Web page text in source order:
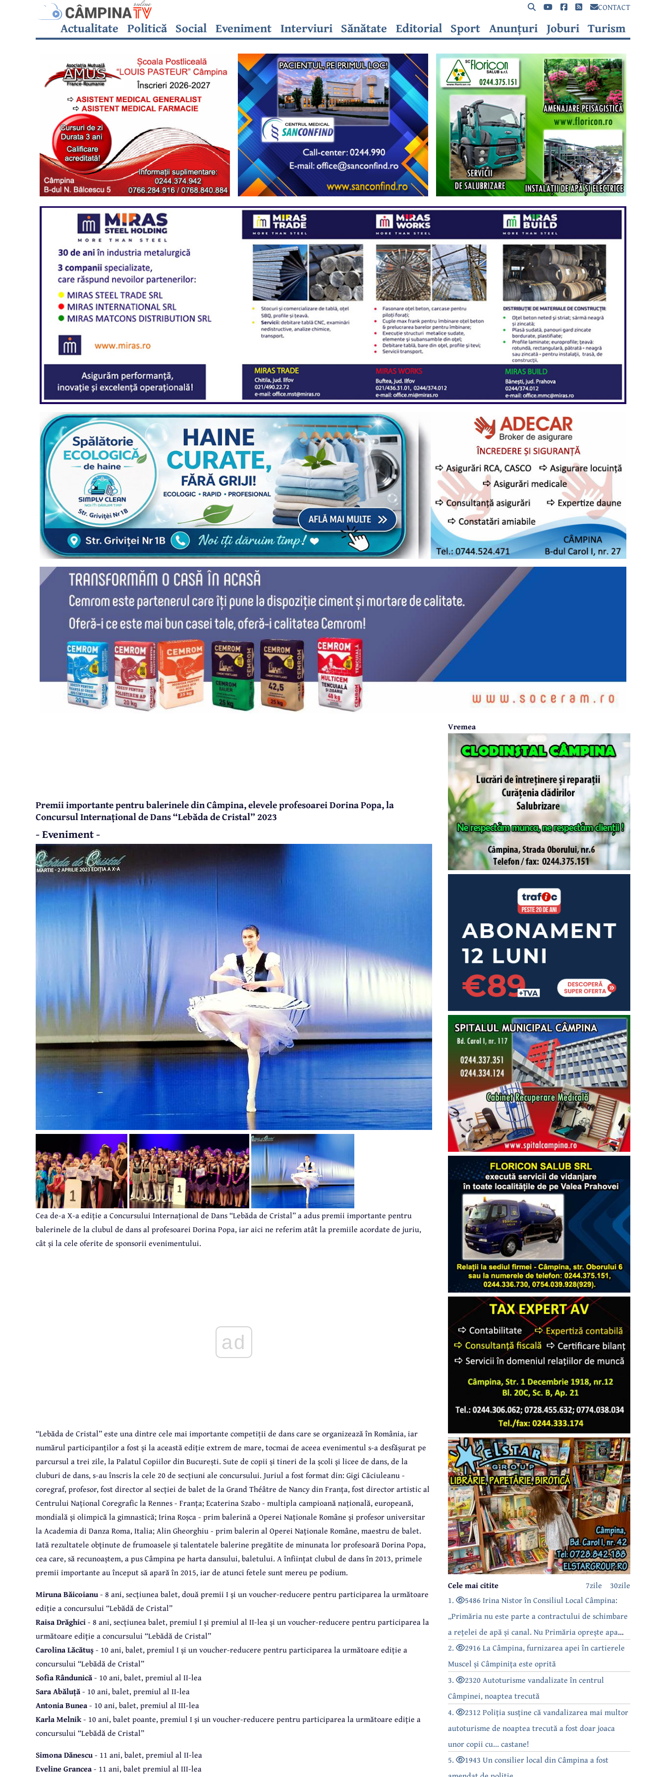
CONTACT
Actualitate Politică Social Eveniment Interviuri Sănătate Editorial Sport Anunțuri Joburi Turism
Premii importante pentru balerinele din Câmpina, elevele profesoarei Dorina Popa, la
Concursul Internațional de Dans “Lebăda de Cristal” 2023
- Eveniment -
Cea de-a X-a ediție a Concursului Internațional de Dans“Lebăda de Cristal”a adus premii importante pentru
balerinele de la clubul de dans al profesoarei Dorina Popa, iar aici ne referim atât la premiile acordate de juriu,
cât și la cele oferite de sponsorii evenimentului.
ad
“Lebăda de Cristal” este una dintre cele mai importante competiții de dans care se organizează în România, iar
numărul participanților a fost și la această ediție extrem de mare, tocmai de aceea evenimentul s-a desfășurat pe
parcursul a trei zile, la Palatul Copiilor din București. Sute de copii și tineri de la școli și licee de dans, de la
cluburi de dans, s-au înscris la cele 20 de secțiuni ale concursului. Juriul a fost format din: Gigi Căciuleanu -
coregraf, profesor, fost director al secției de balet de laGrand Théâtre de Nancy din Franța, fost director artistic al
Centrului Național Coregrafic la Rennes - Franța; Ecaterina Szabo - multipla campioană națională, europeană,
mondială și olimpică la gimnastică; Irina Roșca - prim balerină a Operei Naționale Române și profesor universitar
la Academia di Danza Roma, Italia; Alin Gheorghiu - prim balerin al Operei Naționale Române, maestru de balet.
Iată rezultatele obținute de frumoasele și talentatele balerine pregătite de minunata lor profesoară Dorina Popa,
cea care, să recunoaștem, a pus Câmpina pe harta dansului, baletului. A înființat clubul de dans în 2013, primele
premii importante au început să apară în 2015, iar de atunci fetele sunt mereu pe podium.
Miruna Băicoianu- 8 ani, secțiunea balet, două premii I și un voucher-reducere pentru participarea la următoare
ediție a concursului “Lebădă de Cristal”
Raisa Drăghici- 8 ani, secțiunea balet, premiul I și premiul al II-lea și un voucher-reducere pentru participarea la
următoare ediție a concursului “Lebădă de Cristal”
Carolina Lăcătuș- 10 ani, balet, premiul I și un voucher-reducere pentru participarea la următoare ediție a
concursului “Lebădă de Cristal”
Sofia Rândunică- 10 ani, balet, premiul al II-lea
Sara Abăluță- 10 ani, balet, premiul al II-lea
Antonia Bunea- 10 ani, balet, premiul al III-lea
Karla Melnik- 10 ani, balet poante, premiul I și un voucher-reducere pentru participarea la următoare ediție a
concursului “Lebădă de Cristal”
Simona Dănescu- 11 ani, balet, premiul al II-lea
Eveline Grancea- 11 ani, balet premiul al III-lea
Vremea
30zile
7zile
Cele mai citite
1.
5486 Irina Nistor în Consiliul Local Câmpina:
„Primăria nu este parte a contractului de schimbare
a rețelei de apă și canal. Nu Primăria oprește apa
câmpinenilor!”
2.
2916 La Câmpina, furnizarea apei în cartierele
Muscel și Câmpinița este oprită
3.
2320 Autoturisme vandalizate în centrul
Câmpinei, noaptea trecută
4.
2312 Poliția susține că vandalizarea mai multor
autoturisme de noaptea trecută a fost doar joaca
unor copii cu... castane!
5.
1943 Un consilier local din Câmpina a fost